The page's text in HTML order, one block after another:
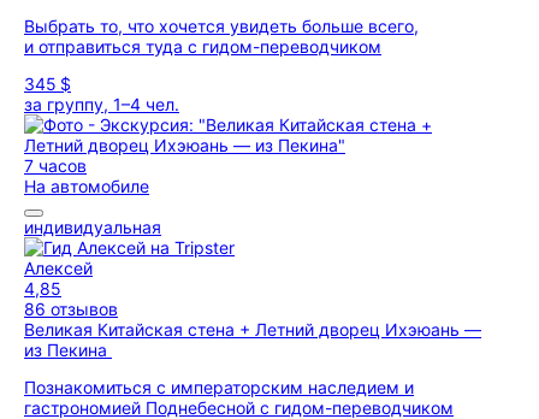
Выбрать то, что хочется увидеть больше всего,
и отправиться туда с гидом-переводчиком
345 $
за группу, 1–4 чел.
7 часов
На автомобиле
индивидуальная
Алексей
4,85
86 отзывов
Великая Китайская стена + Летний дворец Ихэюань —
из Пекина
Познакомиться с императорским наследием и
гастрономией Поднебесной с гидом-переводчиком